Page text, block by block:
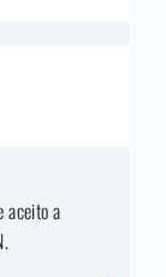
aceito a